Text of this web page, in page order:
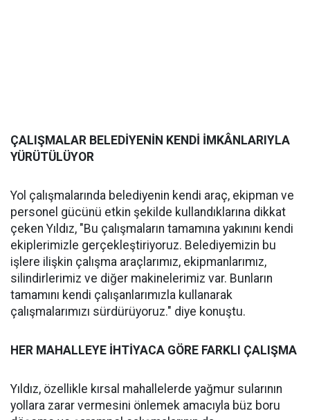
ÇALIŞMALAR BELEDİYENİN KENDİ İMKÂNLARIYLA
YÜRÜTÜLÜYOR
Yol çalışmalarında belediyenin kendi araç, ekipman ve
personel gücünü etkin şekilde kullandıklarına dikkat
çeken Yıldız, "Bu çalışmaların tamamına yakınını kendi
ekiplerimizle gerçekleştiriyoruz. Belediyemizin bu
işlere ilişkin çalışma araçlarımız, ekipmanlarımız,
silindirlerimiz ve diğer makinelerimiz var. Bunların
tamamını kendi çalışanlarımızla kullanarak
çalışmalarımızı sürdürüyoruz." diye konuştu.
HER MAHALLEYE İHTİYACA GÖRE FARKLI ÇALIŞMA
Yıldız, özellikle kırsal mahallelerde yağmur sularının
yollara zarar vermesini önlemek amacıyla büz boru